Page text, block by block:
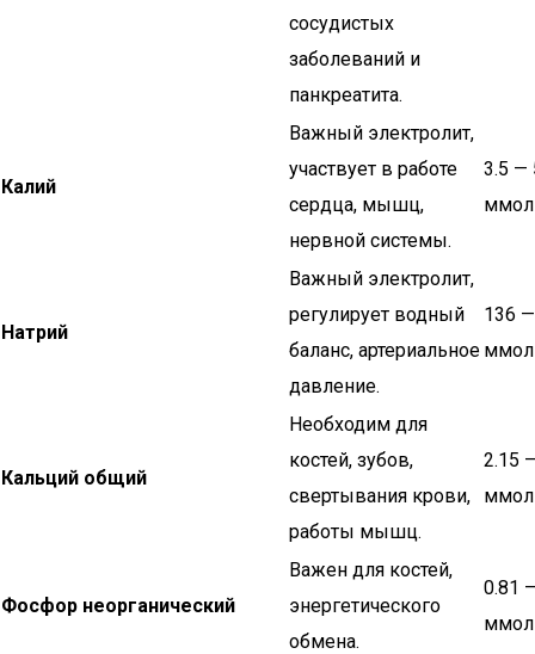
сосудистых
заболеваний и
панкреатита.
Калий
Важный электролит,
участвует в работе
сердца, мышц,
нервной системы.
3.5 —
Натрий
Важный электролит,
регулирует водный
баланс, артериальное
давление.
136
Кальций общий
Необходим для
костей, зубов,
свертывания крови,
работы мышц.
2.15
Фосфор неорганический
Важен для костей,
энергетического
обмена.
0.81